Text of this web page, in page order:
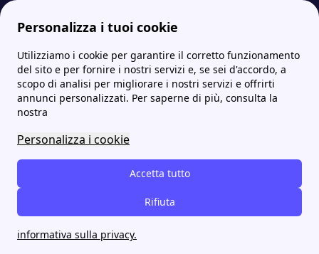
Personalizza i tuoi cookie
Utilizziamo i cookie per garantire il corretto funzionamento
del sito e per fornire i nostri servizi e, se sei d'accordo, a
scopo di analisi per migliorare i nostri servizi e offrirti
annunci personalizzati. Per saperne di più, consulta la
nostra
Personalizza i cookie
Accetta tutto
Rifiuta
informativa sulla privacy.
Papernest.it MoreFornitori AGN Energia (ex Autogas Nord): luce, gas, GPL e non solo
AGN Energia (ex Autogas
Nord): luce, gas, GPL e non
solo
AGN Energia S.p.a.
mercato liberoitaliano. Partendo dal
ampliato la propria offerta integrando